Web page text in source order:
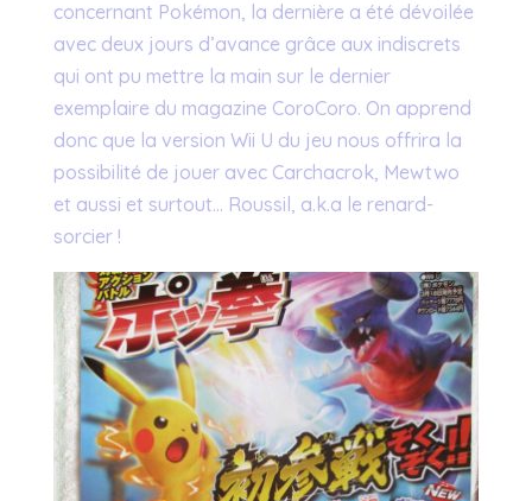
concernant Pokémon, la dernière a été dévoilée
avec deux jours d’avance grâce aux indiscrets
qui ont pu mettre la main sur le dernier
exemplaire du magazine CoroCoro. On apprend
donc que la version Wii U du jeu nous offrira la
possibilité de jouer avec Carchacrok, Mewtwo
et aussi et surtout… Roussil, a.k.a le renard-
sorcier !